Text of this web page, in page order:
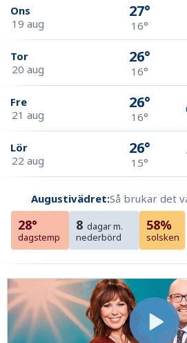
Ons
19 aug
27°
16°
Tor
20 aug
26°
16°
Fre
21 aug
26°
16°
Lör
22 aug
26°
15°
Augustivädret:Så brukar det
28°
dagstemp
8 dagar m.
nederbörd
58%
solsken